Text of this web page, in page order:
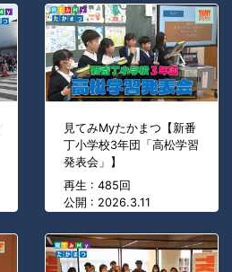
見てみMyたかまつ【新番
丁小学校3年団「高松学習
発表会」】
再生 : 485回
公開 : 2026.3.11